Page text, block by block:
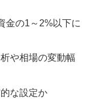
金の1～2%以下に
や相場の変動幅
な設定か